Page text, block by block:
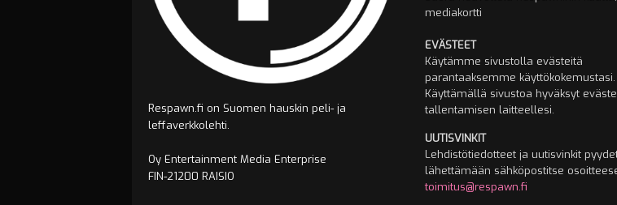
Respawn.fi on Suomen hauskin peli- ja
leffaverkkolehti.
Oy Entertainment Media Enterprise
FIN-21200 RAISIO
mediakortti
EVÄSTEET
Käytämme sivustolla evästeitä
parantaaksemme käyttökokemustasi.
Käyttämällä sivustoa hyväksyt
tallentamisen laitteellesi.
UUTISVINKIT
Lehdistötiedotteet ja uutisvinkit
lähettämään sähköpostitse
toimitus@respawn.fi